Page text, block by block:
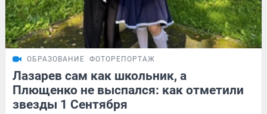
ОБРАЗОВАНИЕ ФОТОРЕПОРТАЖ
Лазарев сам как школьник, а
Плющенко не выспался: как отметили
звезды 1 Сентября